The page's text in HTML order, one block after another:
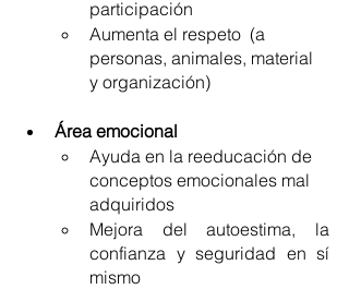
participación
Aumenta el respeto  (a
personas, animales, material
y organización)
Área emocional
Ayuda en la reeducación de
conceptos emocionales mal
adquiridos
Mejora del autoestima, la
confianza y seguridad en sí
mismo